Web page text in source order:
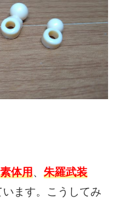
体用、 朱羅武装
ます。こうしてみ